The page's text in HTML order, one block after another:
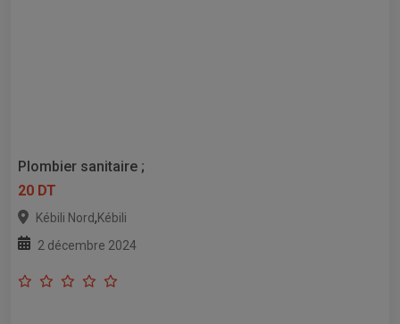
Plombier sanitaire ;
20 DT
Kébili Nord,Kébili
2 décembre 2024